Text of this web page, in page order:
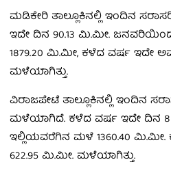
ಮಡಿಕೇರಿ ತಾಲ್ಲೂಕಿನಲ್ಲಿ ಇಂದಿನ
ಇದೇ ದಿನ 90.13 ಮಿ.ಮೀ.
1879.20 ಮಿ.ಮೀ, ಕಳೆದ ವರ್ಷ ಇದೇ
ಮಳೆಯಾಗಿತ್ತು.
ವಿರಾಜಪೇಟೆ ತಾಲ್ಲೂಕಿನಲ್ಲಿ ಇಂದಿನ
ಮಳೆಯಾಗಿದೆ. ಕಳೆದ ವರ್ಷ ಇದೇ ದಿನ
ಇಲ್ಲಿಯವರೆಗಿನ ಮಳೆ 1360.40
622.95 ಮಿ.ಮೀ. ಮಳೆಯಾಗಿತ್ತು.